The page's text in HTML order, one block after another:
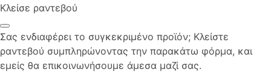
Κλείσε ραντεβού
Σας ενδιαφέρει το συγκεκριμένο προϊόν; Kλείστε
ραντεβού συμπληρώνοντας την παρακάτω φόρμα, και
εμείς θα επικοινωνήσουμε άμεσα μαζί σας.